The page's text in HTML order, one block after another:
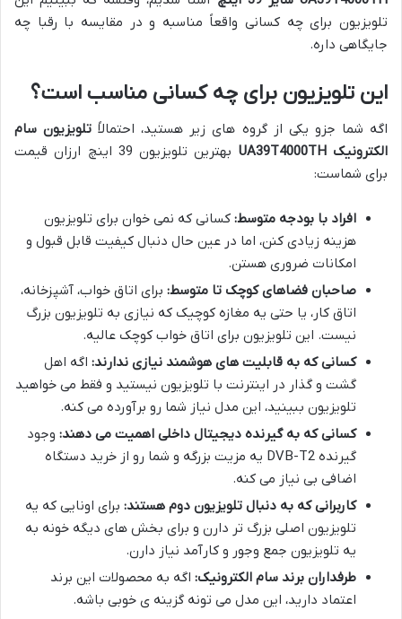
تلویزیون برای چه کسانی واقعاً مناسبه و در مقایسه با رقبا چه
جایگاهی داره.
این تلویزیون برای چه کسانی مناسب است؟
اگه شما جزو یکی از گروه های زیر هستید، احتمالاً تلویزیون سام
الکترونیک UA39T4000TH
بهترین تلویزیون 39 اینچ ارزان قیمت
برای شماست:
افراد با بودجه متوسط: کسانی که نمی خوان برای تلویزیون
هزینه زیادی کنن، اما در عین حال دنبال کیفیت قابل قبول و
امکانات ضروری هستن.
صاحبان فضاهای کوچک تا متوسط: برای اتاق خواب، آشپزخانه،
اتاق کار، یا حتی یه مغازه کوچیک که نیازی به تلویزیون بزرگ
نیست. این تلویزیون برای اتاق خواب کوچک عالیه.
کسانی که به قابلیت های هوشمند نیازی ندارند: اگه اهل
گشت و گذار در اینترنت با تلویزیون نیستید و فقط می خواهید
تلویزیون ببینید، این مدل نیاز شما رو برآورده می کنه.
کسانی که به گیرنده دیجیتال داخلی اهمیت می دهند: وجود
گیرنده DVB-T2 یه مزیت بزرگه و شما رو از خرید دستگاه
اضافی بی نیاز می کنه.
کاربرانی که به دنبال تلویزیون دوم هستند: برای اونایی که یه
تلویزیون اصلی بزرگ تر دارن و برای بخش های دیگه خونه به
یه تلویزیون جمع وجور و کارآمد نیاز دارن.
طرفداران برند سام الکترونیک: اگه به محصولات این برند
اعتماد دارید، این مدل می تونه گزینه ی خوبی باشه.